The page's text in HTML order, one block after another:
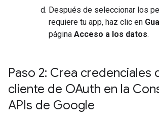
Después de seleccionar los
requiere tu app, haz clic en
página Acceso a los datos.
Paso 2: Crea credenciales
cliente de OAuth en la
APIs de Google